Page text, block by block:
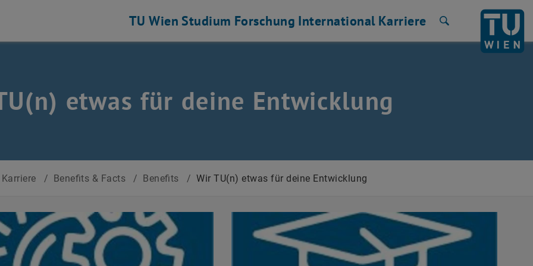
TU Wien Studium Forschung International Karriere
etwas für deine Entwicklung
Karriere / Benefits & Facts / Benefits / Wir TU(n) etwas für deine Entwicklung